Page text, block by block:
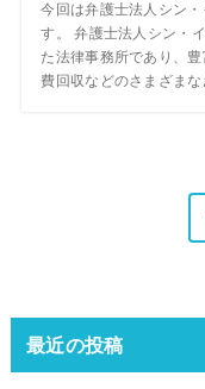
今回は弁護士法人シン
す。 弁護士法人シン・
た法律事務所であり、
費回収などのさまざまな
最近の投稿